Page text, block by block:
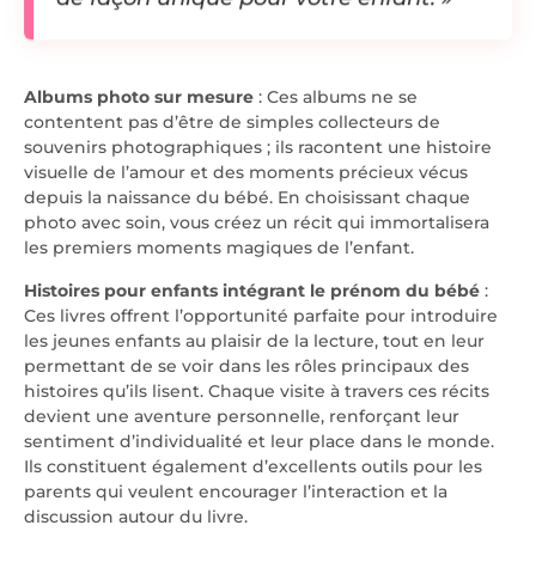
Albums photo sur mesure : Ces albums ne se
contentent pas d’être de simples collecteurs de
souvenirs photographiques ; ils racontent une histoire
visuelle de l’amour et des moments précieux vécus
depuis la naissance du bébé. En choisissant chaque
photo avec soin, vous créez un récit qui immortalisera
les premiers moments magiques de l’enfant.
Histoires pour enfants intégrant le prénom du bébé :
Ces livres offrent l’opportunité parfaite pour introduire
les jeunes enfants au plaisir de la lecture, tout en leur
permettant de se voir dans les rôles principaux des
histoires qu’ils lisent. Chaque visite à travers ces récits
devient une aventure personnelle, renforçant leur
sentiment d’individualité et leur place dans le monde.
Ils constituent également d’excellents outils pour les
parents qui veulent encourager l’interaction et la
discussion autour du livre.